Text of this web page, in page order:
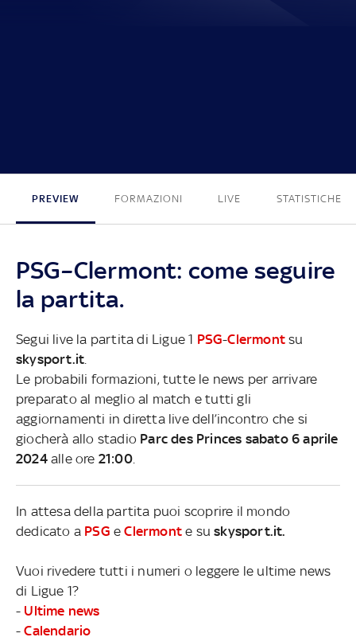
PREVIEW FORMAZIONI LIVE STATISTICHE
PSG–Clermont: come seguire
la partita.
Segui live la partita di Ligue 1 PSG-Clermont su
skysport.it
Le probabili formazioni, tutte le news per arrivare
preparato al meglio al match e tutti gli
aggiornamenti in diretta live dell’incontro che si
giocherà allo stadio Parc des Princes sabato 6 aprile
2024alle ore 21:00.
In attesa della partita puoi scoprire il mondo
dedicato a PSG eClermont e suskysport.it.
Vuoi rivedere tutti i numeri o leggere le ultime news
di Ligue 1?
- Ultime news
-Calendario